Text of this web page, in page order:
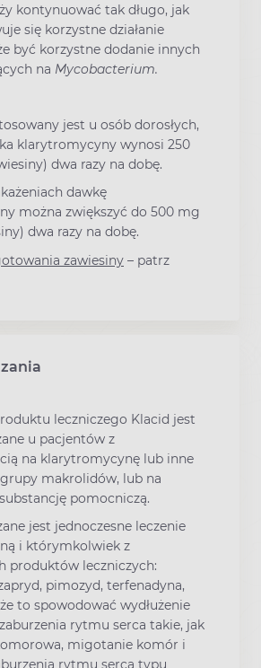
kontynuować tak długo, jak
się korzystne działanie
być korzystne dodanie innych
na Mycobacterium.
jest u osób dorosłych,
klarytromycyny wynosi 250
dwa razy na dobę.
dawkę
można zwiększyć do 500 mg
dwa razy na dobę.
zawiesiny – patrz
leczniczego Klacid jest
u pacjentów z
na klarytromycynę lub inne
makrolidów, lub na
pomocniczą.
jest jednoczesne leczenie
i którymkolwiek z
produktów leczniczych:
pimozyd, terfenadyna,
to spowodować wydłużenie
rytmu serca takie, jak
migotanie komór i
rytmu serca typu